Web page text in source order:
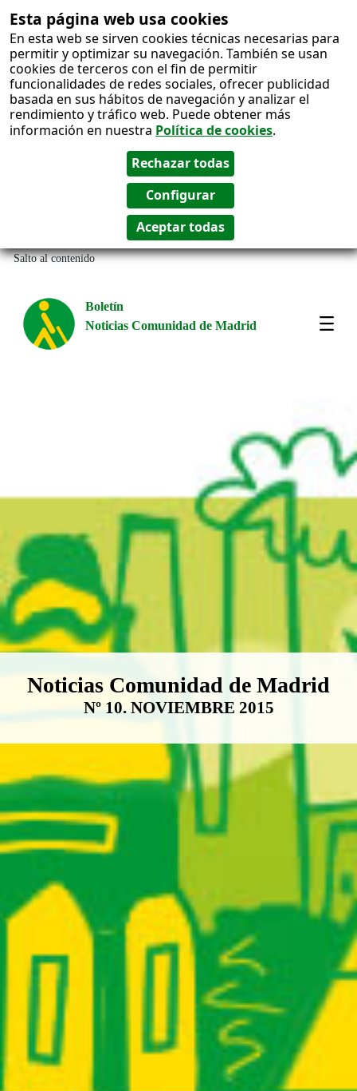
Esta página web usa cookies
En esta web se sirven cookies técnicas necesarias para
permitir y optimizar su navegación. También se usan
cookies de terceros con el fin de permitir
funcionalidades de redes sociales, ofrecer publicidad
basada en sus hábitos de navegación y analizar el
rendimiento y tráfico web. Puede obtener más
información en nuestra Política de cookies.
Salto al contenido
Boletín
Noticias Comunidad de Madrid
Boletín Noticias Comunidad de
Noticias Comunidad de Madrid
Nº 10. NOVIEMBRE 2015